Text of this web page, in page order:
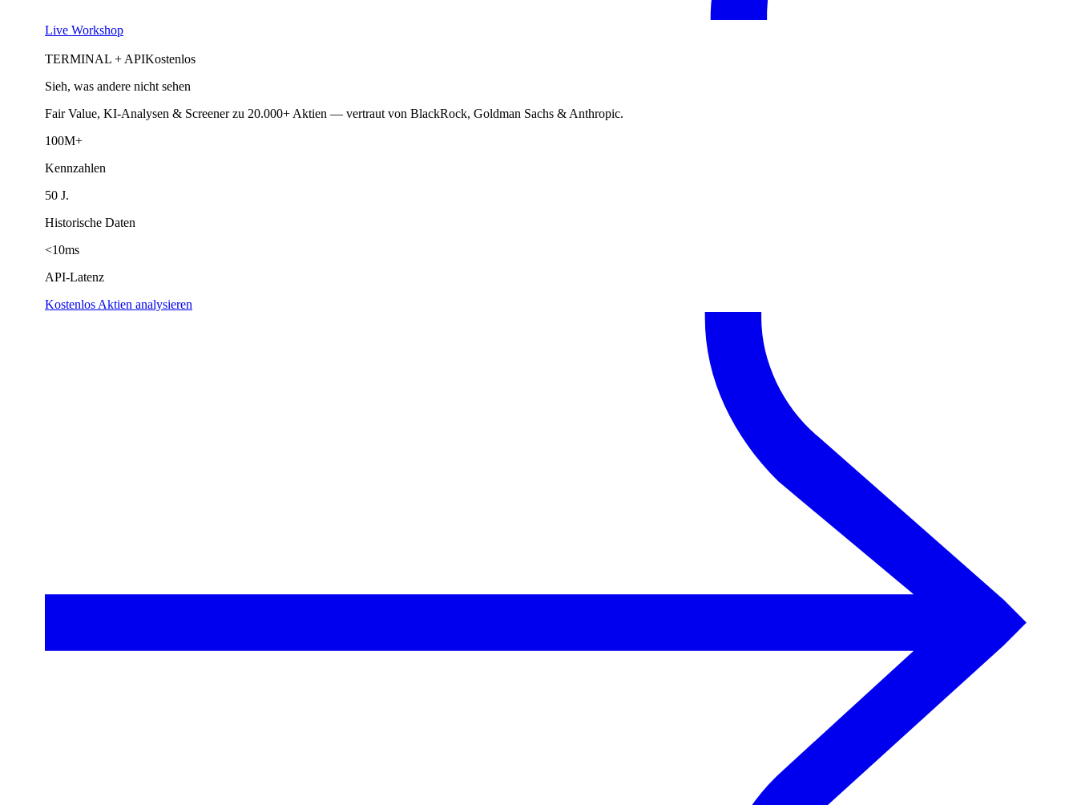
Live Workshop
TERMINAL + APIKostenlos
Sieh, was andere nicht sehen
Fair Value, KI-Analysen & Screener zu 20.000+ Aktien — vertraut von BlackRock, Goldman Sachs & Anthropic.
100M+
Kennzahlen
50 J.
Historische Daten
<10ms
API-Latenz
Kostenlos Aktien analysieren